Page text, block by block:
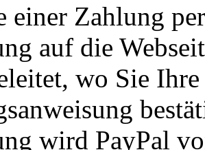
einer Zahlung
auf die
wo Sie
wird PayPal